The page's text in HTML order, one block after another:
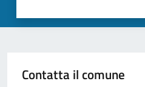
Contatta il comune